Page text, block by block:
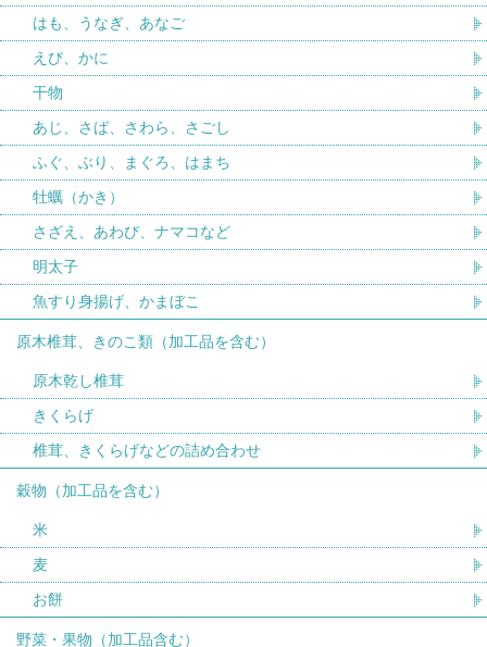
はも、うなぎ、あなご
えび、かに
干物
あじ、さば、さわら、さごし
ふぐ、ぶり、まぐろ、はまち
牡蠣（かき）
さざえ、あわび、ナマコなど
明太子
魚すり身揚げ、かまぼこ
原木椎茸、きのこ類（加工品を含む）
原木乾し椎茸
きくらげ
椎茸、きくらげなどの詰め合わせ
穀物（加工品を含む）
米
麦
お餅
野菜・果物（加工品含む）